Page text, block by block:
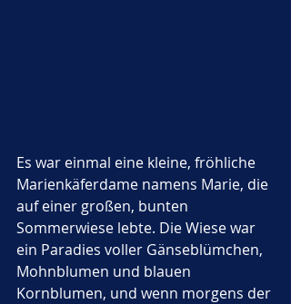
Es war einmal eine kleine, fröhliche
Marienkäferdame namens Marie, die
auf einer großen, bunten
Sommerwiese lebte. Die Wiese war
ein Paradies voller Gänseblümchen,
Mohnblumen und blauen
Kornblumen, und wenn morgens der